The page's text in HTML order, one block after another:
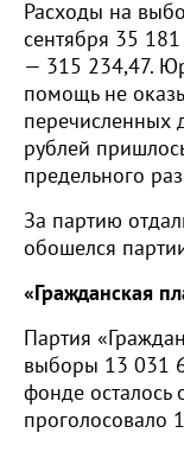
Расходы на
сентября 35
— 315 234,47.
помощь не
перечисленных
рублей
предельного
За партию
обошелся
«Гражданская
Партия
выборы 13 031
фонде осталось
проголосовало